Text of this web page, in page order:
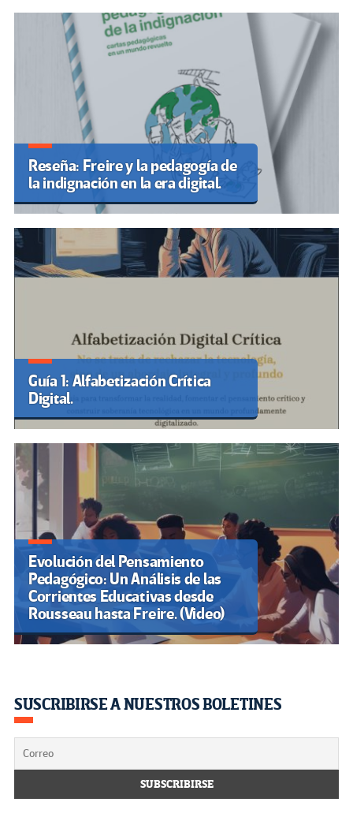
Reseña: Freire y la pedagogía de
la indignación en la era digital.
Guía 1: Alfabetización Crítica
Digital.
Evolución del Pensamiento
Pedagógico: Un Análisis de las
Corrientes Educativas desde
Rousseau hasta Freire. (Video)
SUSCRIBIRSE A NUESTROS BOLETINES